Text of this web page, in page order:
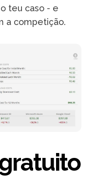
teu caso - e
a competição.